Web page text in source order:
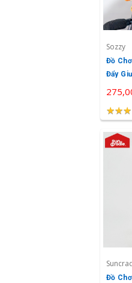
Sozzy
Đồ
Đẩy
Sozzy
★★★
★★★
Đồ